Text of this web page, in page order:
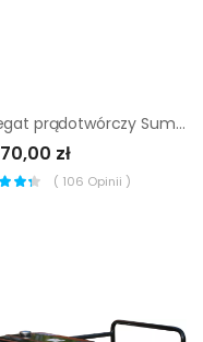
Agregat prądotwórczy Sumera SMG-7ME-K-AVR+SZR
zł
( 106 Opinii )